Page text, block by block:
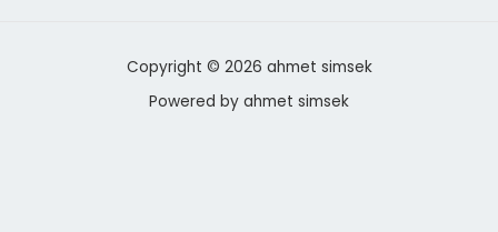
Copyright © 2026 ahmet simsek
Powered by ahmet simsek